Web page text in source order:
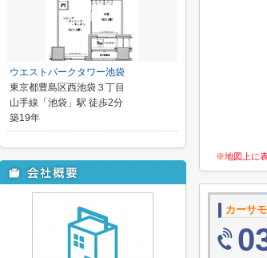
※地図上に
カーサ
ウエストパークタワー池袋
東京都豊島区西池袋３丁目
山手線「池袋」駅 徒歩2分
築19年